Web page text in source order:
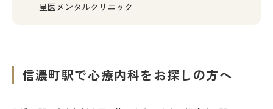
星医メンタルクリニック
信濃町駅で心療内科をお探しの方へ